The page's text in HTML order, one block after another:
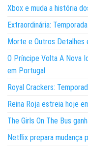
Xbox e muda a história
Extraordinária:
Morte e Outros Detalhes
O Príncipe Volta A Nova
em Portugal
Royal Crackers:
Reina Roja estreia hoje
The Girls On The Bus
Netflix prepara mudança